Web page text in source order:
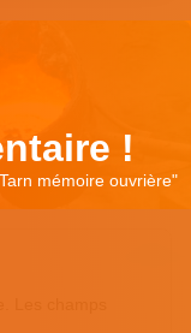
!
mémoire ouvrière"